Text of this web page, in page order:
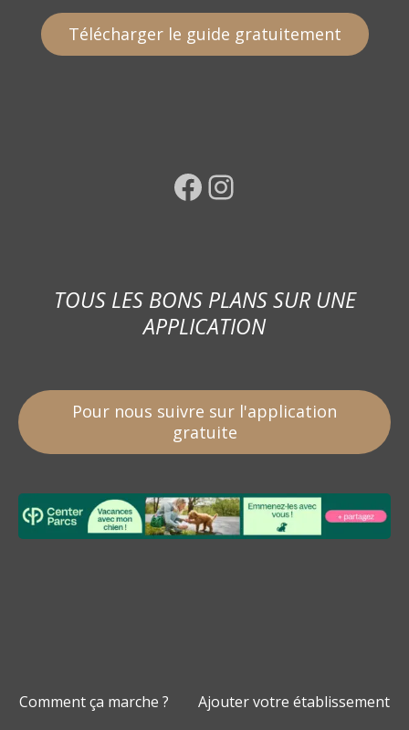
Télécharger le guide gratuitement
Facebook Instagram
TOUS LES BONS PLANS SUR UNE
APPLICATION
Pour nous suivre sur l'application
gratuite
Comment ça marche ?
Ajouter votre établissement